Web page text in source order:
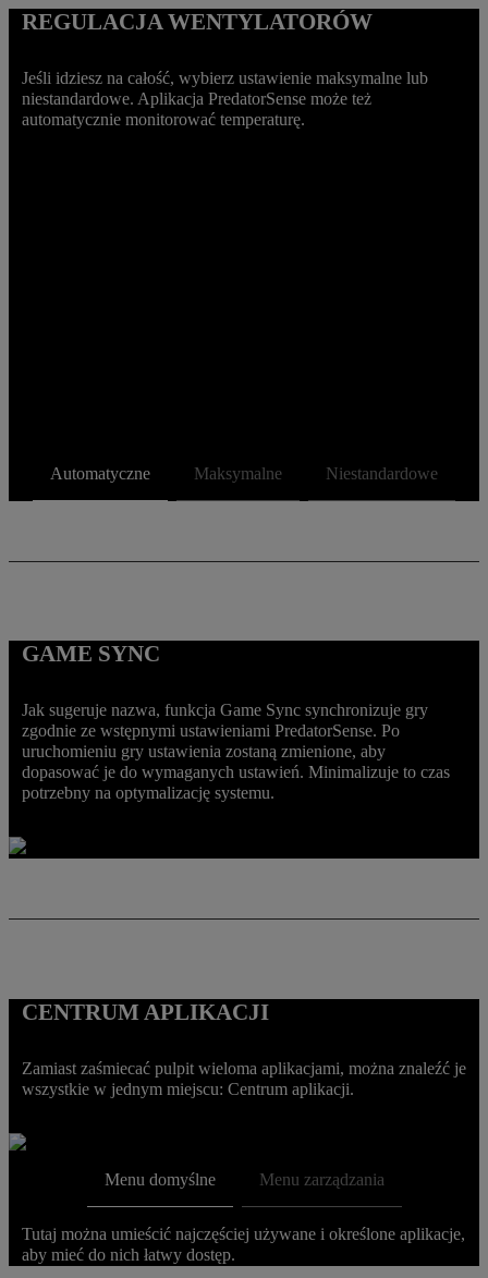
REGULACJA WENTYLATORÓW
Jeśli idziesz na całość, wybierz ustawienie maksymalne lub
niestandardowe. Aplikacja PredatorSense może też
automatycznie monitorować temperaturę.
Automatyczne Maksymalne Niestandardowe
GAME SYNC
Jak sugeruje nazwa, funkcja Game Sync synchronizuje gry
zgodnie ze wstępnymi ustawieniami PredatorSense. Po
uruchomieniu gry ustawienia zostaną zmienione, aby
dopasować je do wymaganych ustawień. Minimalizuje to czas
potrzebny na optymalizację systemu.
CENTRUM APLIKACJI
Zamiast zaśmiecać pulpit wieloma aplikacjami, można znaleźć je
wszystkie w jednym miejscu: Centrum aplikacji.
Menu domyślne Menu zarządzania
Tutaj można umieścić najczęściej używane i określone aplikacje,
aby mieć do nich łatwy dostęp.